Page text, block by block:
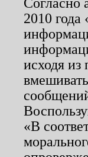
2010
исходя
«В